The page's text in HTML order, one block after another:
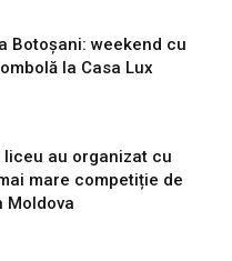
Botoșani: weekend cu
la Casa Lux
liceu au organizat cu
mare competiție de
Moldova